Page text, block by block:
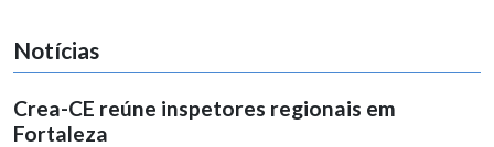
Notícias
Crea-CE reúne inspetores regionais em
Fortaleza